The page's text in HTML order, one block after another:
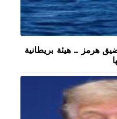
هرمز .. هيئة بريطانية